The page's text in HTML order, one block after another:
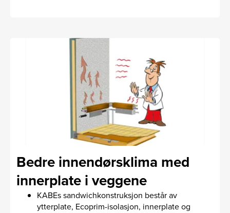
Bedre innendørsklima med
innerplate i veggene
KABEs sandwichkonstruksjon består av
ytterplate, Ecoprim-isolasjon, innerplate og